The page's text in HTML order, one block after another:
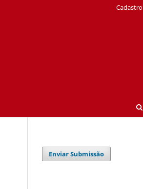
Cadastro
Enviar Submissão